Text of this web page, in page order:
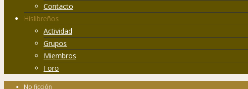
Contacto
Hislibreños
Actividad
Grupos
Miembros
Foro
No ficción